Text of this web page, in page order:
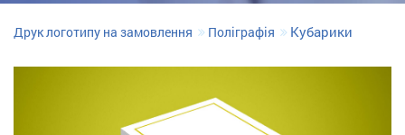
Друк логотипу на замовлення Поліграфія Кубарики